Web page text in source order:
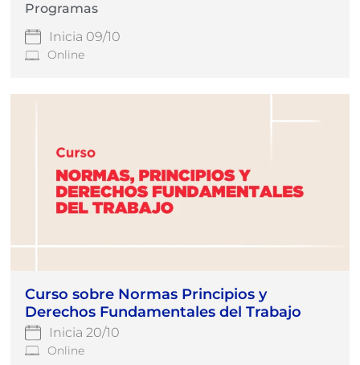
Programas
Inicia 09/10
Online
Curso sobre Normas Principios y
Derechos Fundamentales del Trabajo
Inicia 20/10
Online